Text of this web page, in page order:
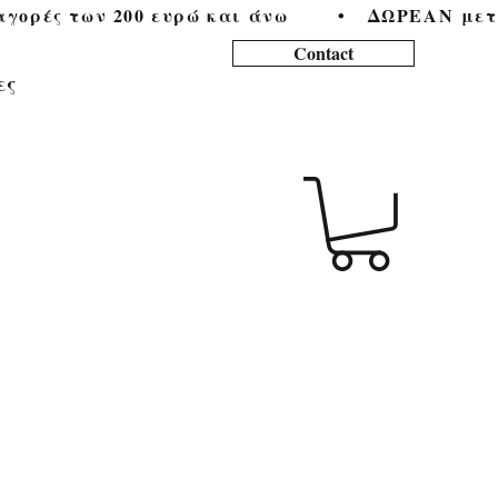
των 200 ευρώ και άνω        •
Contact